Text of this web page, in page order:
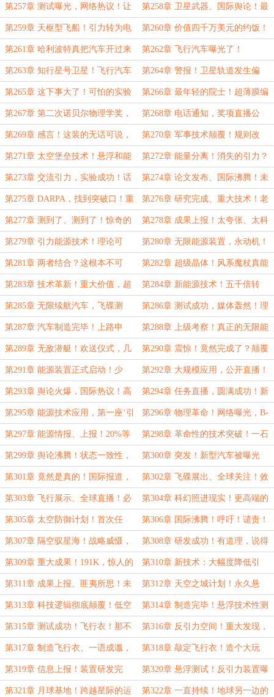
飞船测试！ 武器！很可怕啊……
第257章 测试曝光，网络热议！让
反导体系崩溃的ZXZ武器……
第258章 卫星武器、国际舆论！最
大的优势是便宜啊……
第259章 天枢型飞船！引力转为电
磁力？什么技术都可实现！
第260章 价值四千万美元的约饭！
不会造汽车，会造飞行汽车……
第261章 哈利波特真把汽车开过来
了！
第262章 飞行汽车曝光了！
第263章 知行星号卫星！飞行汽车
和经济利益！
第264章 警报！卫星轨道发生偏
转！
第265章 这下事大了！可怕的实验
卫星，确定引力转化……
第266章 最年轻的院士！超薄膜编
译，你们的研究都到这一步了！
第267章 第二次诺贝尔物理学奖，
让人说不出反对的决定！
第268章 电话通知，奖项直播公
开！这家伙是谁啊……
第269章 感言！这装的无话可说，
超薄膜研究突破！
第270章 军事技术颠覆！规则改
写，中远程导弹失去意义……
第271章 太空堡垒技术！悬浮和能
量都有了？
第272章 能量分离！消失的引力？
统一四大力！
第273章 交流引力，实验成功！话
又说回来了……
第274章 论文发布、国际沸腾！未
来科技，竟然是真的！
第275章 DARPA，找到突破口！重
新投胎才有希望……
第276章 研究完成、重大技术！老
陈，快来见证历史……
第277章 测到了、测到了！惊奇的
位置，材料下方？怎么可能……
第278章 成果上报！太夸张、太科
幻？徐老师再次来访……
第279章 引力能源技术！理论可
行？全力支持！
第280章 无限能源装置，永动机！
姜幼平：我来设计？
第281章 两者结合？这根本不可
能！共通之处……
第282章 超级晶体！风系魔杖真能
实现！
第283章 技术革新！重大价值，超
高引力转化……
第284章 新能源技术！五千倍转
化，大规模应用的必然性……
第285章 无限续航汽车，飞碟测
试！轨迹，才是最了不起的地方……
第286章 测试成功，媒体轰然！理
论无限，实际也要无限……
第287章 汽车制造完毕！上路申
请、无限续航？你的消息落后了……
第288章 上级考察！真正的无限能
源，几个月提升十倍？正常操作！
第289章 无敌潜艇！欢送仪式，几
个月？现在已经解决了！
第290章 震惊！竟然完成了？颠覆
性，究竟是什么……
第291章 能源装置正式启动！少
说、多看？自我怀疑……
第292章 大规模应用，公开直播！
进入下一阶段……
第293章 舆论火爆，国际热议！高
效率、低成本，垄断卫星发射市场！
第294章 任务直播，圆满成功！新
技术带来的冲击……
第295章 能源技术应用，第一座‘引
力转化发电站’！
第296章 物理革命！网络曝光，B-
极境续航这么高吗？
第297章 能源情报、上报！20%等
于零？
第298章 革命性的技术突破！一石
二鸟，盆满钵满！
第299章 舆论沸腾！状态一致性，
矛盾？那是一种什么样的现象！
第300章 突发！新型汽车被曝光
了！事实如此，左右为难……
第301章 竟然是真的！国际报道，
可怕的未来：下一个倒下的公司？
第302章 飞碟展出、全球关注！效
率低？更有科技感了！
第303章 飞行展示、全球直播！必
须拥有，一年能不能行！
第304章 科幻照进现实！更高端的
技术？研究起步了……
第305章 太空防御计划！首次任
务：清理中轨卫星！
第306章 国际沸腾！呼吁！谴责！
无法对抗？直接认输吧！
第307章 隔空驭星海！战略威慑，
结构松散、性能惊人……
第308章 研发成功！有道理，说得
好，本来就是这样的！
第309章 重大成果！191K，惊人的
新特性……
第310章 新技术：大幅度降低引
力！这才是真正的大发现！
第311章 成果上报、匪夷所思！未
来技术，远超现有科技……
第312章 天空之城计划！永久悬
浮，这才叫高科技！
第313章 科技逻辑彻底颠覆！低空
同步，全局管控……
第314章 制造完毕！悬浮技术性测
试！
第315章 测试成功！飞行衣！那不
是科学，是魔法……
第316章 反引力空间！重大发现，
引力归零……
第317章 制造飞行衣、一语成谶，
模拟低重力星球！
第318章 敲定飞行衣！造个大玩
具！技术问题能闷头解决么！
第319章 信息上报！装置研发完
成，公开测试，这是什么黑科技！
第320章 悬浮测试！反引力装置曝
光！
第321章 月球基地！跨越星际的运 第322章 一直持续！地球另一边的